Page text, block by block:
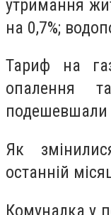
утримання
на 0,7%;
Тариф на
опалення
подешевшали
Як
останній
Комуналка у